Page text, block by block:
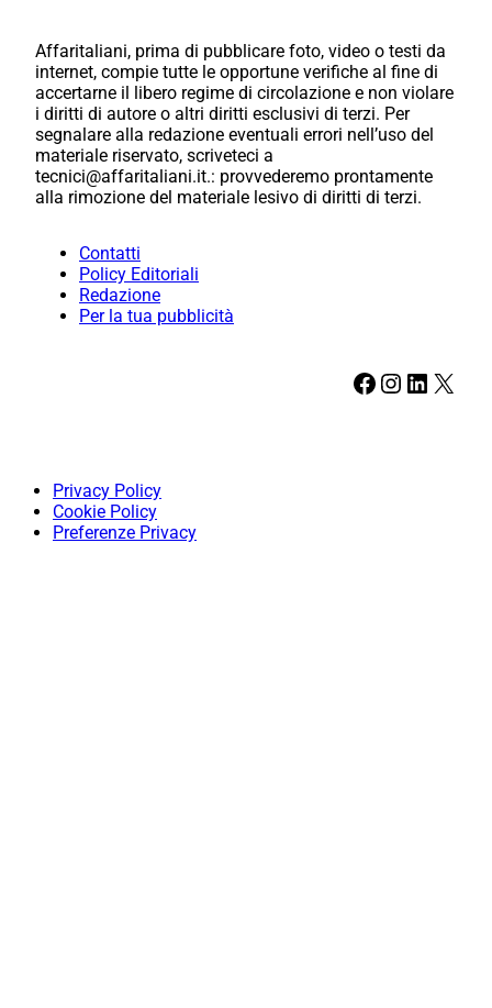
Affaritaliani, prima di pubblicare foto, video o testi da
internet, compie tutte le opportune verifiche al fine di
accertarne il libero regime di circolazione e non violare
i diritti di autore o altri diritti esclusivi di terzi. Per
segnalare alla redazione eventuali errori nell’uso del
materiale riservato, scriveteci a
tecnici@affaritaliani.it.: provvederemo prontamente
alla rimozione del materiale lesivo di diritti di terzi.
Contatti
Policy Editoriali
Redazione
Per la tua pubblicità
Facebook Instagram LinkedIn X
Privacy Policy
Cookie Policy
Preferenze Privacy